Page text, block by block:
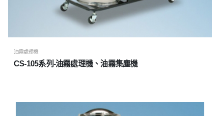
油霧處理機
CS-105系列-油霧處理機、油霧集塵機